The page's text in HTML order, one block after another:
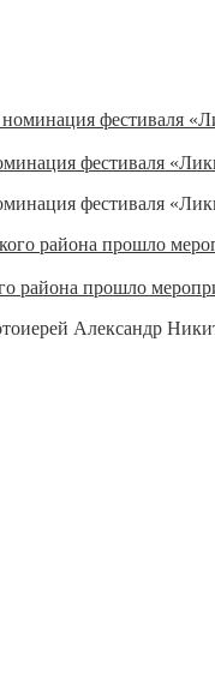
фестиваля
фестиваля
района прошло
Александр